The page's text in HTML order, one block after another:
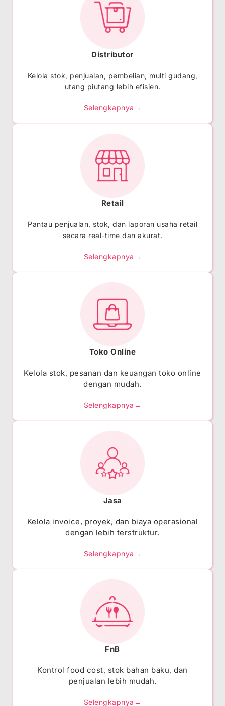
Distributor
Kelola stok, penjualan, pembelian, multi gudang,
utang piutang lebih efisien.
Selengkapnya→
Retail
Pantau penjualan, stok, dan laporan usaha retail
secara real-time dan akurat.
Selengkapnya→
Toko Online
Kelola stok, pesanan dan keuangan toko online
dengan mudah.
Selengkapnya→
Jasa
Kelola invoice, proyek, dan biaya operasional
dengan lebih terstruktur.
Selengkapnya→
FnB
Kontrol food cost, stok bahan baku, dan
penjualan lebih mudah.
Selengkapnya→